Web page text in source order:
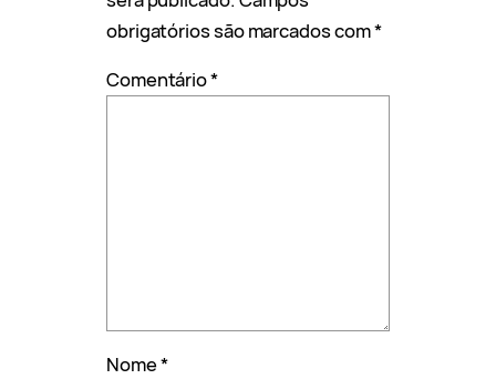
obrigatórios são marcados com*
Comentário*
Nome*